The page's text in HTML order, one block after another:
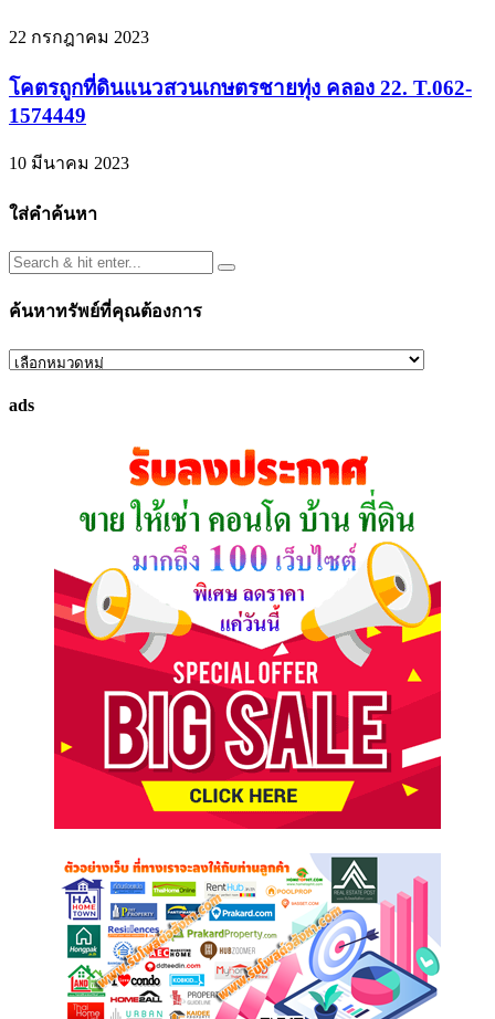
22 กรกฎาคม 2023
โคตรถูกที่ดินแนวสวนเกษตรชายทุ่ง คลอง 22. T.062-
1574449
10 มีนาคม 2023
ใส่คำค้นหา
ค้นหาทรัพย์ที่คุณต้องการ
ค้นหา
ที่
ads